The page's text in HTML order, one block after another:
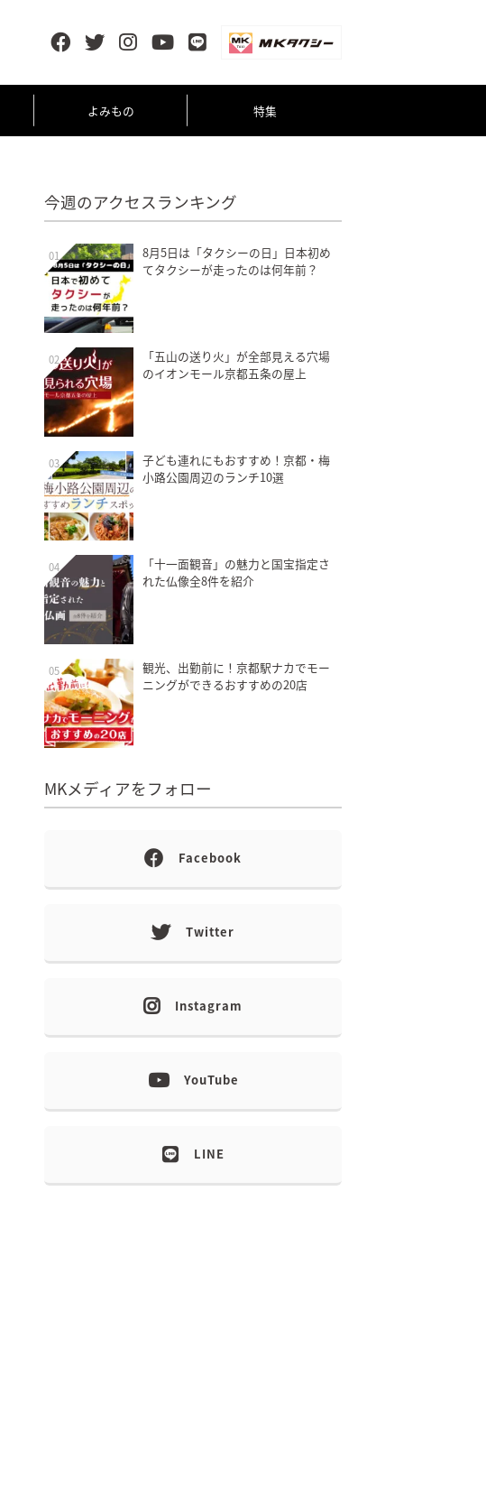
よみもの 特集
今週のアクセスランキング
01
8月5日は「タクシーの日」日本初め
てタクシーが走ったのは何年前？
02
「五山の送り火」が全部見える穴場
のイオンモール京都五条の屋上
03
子ども連れにもおすすめ！京都・梅
小路公園周辺のランチ10選
04
「十一面観音」の魅力と国宝指定さ
れた仏像全8件を紹介
05
観光、出勤前に！京都駅ナカでモー
ニングができるおすすめの20店
MKメディアをフォロー
Facebook
Twitter
Instagram
YouTube
LINE